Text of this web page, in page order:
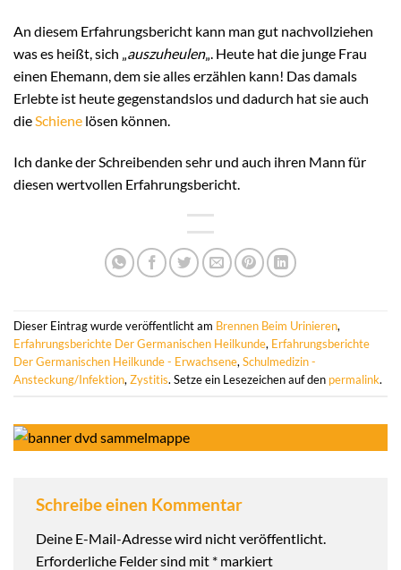
An diesem Erfahrungsbericht kann man gut nachvollziehen
was es heißt, sich „auszuheulen„. Heute hat die junge Frau
einen Ehemann, dem sie alles erzählen kann! Das damals
Erlebte ist heute gegenstandslos und dadurch hat sie auch
dieSchiene lösen können.
Ich danke der Schreibenden sehr und auch ihren Mann für
diesen wertvollen Erfahrungsbericht.
Dieser Eintrag wurde veröffentlicht am Brennen Beim Urinieren,
Erfahrungsberichte Der Germanischen Heilkunde, Erfahrungsberichte
Der Germanischen Heilkunde - Erwachsene,Schulmedizin -
Ansteckung/Infektion,Zystitis. Setze ein Lesezeichen auf den permalink.
Schreibe einen Kommentar
Deine E-Mail-Adresse wird nicht veröffentlicht.
Erforderliche Felder sind mit * markiert